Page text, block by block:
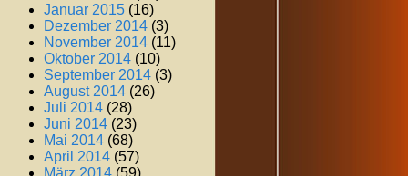
Januar 2015 (16)
Dezember 2014 (3)
November 2014 (11)
Oktober 2014 (10)
September 2014 (3)
August 2014 (26)
Juli 2014 (28)
Juni 2014 (23)
Mai 2014 (68)
April 2014 (57)
März 2014 (59)